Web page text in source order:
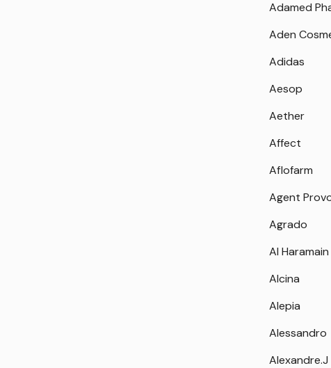
Adamed
Aden
Adidas
Aesop
Aether
Affect
Aflofarm
Agent
Agrado
Al Haramain
Alcina
Alepia
Alessandro
Alexandre.J